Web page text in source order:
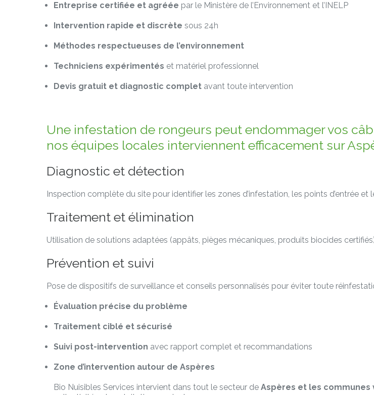
Entreprise certifiée et agréée par le Ministère de l’Environnement et l’INELP
Intervention rapide et discrète sous 24h
Méthodes respectueuses de l’environnement
Techniciens expérimentés et matériel professionnel
Devis gratuit et diagnostic complet avant toute intervention
Une infestation de rongeurs peut endommager vos
nos équipes locales interviennent efficacement sur
Diagnostic et détection
Inspection complète du site pour identifier les zones d’infestation, les points d’entrée et
Traitement et élimination
Utilisation de solutions adaptées (appâts, pièges mécaniques, produits biocides
Prévention et suivi
Pose de dispositifs de surveillance et conseils personnalisés pour éviter toute
Évaluation précise du problème
Traitement ciblé et sécurisé
Suivi post-intervention avec rapport complet et recommandations
Zone d’intervention autour de Aspères
Bio Nuisibles Services intervient dans tout le secteur de Aspères et les communes